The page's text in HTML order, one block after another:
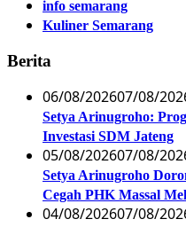
info semarang
Kuliner Semarang
Berita
06/08/202607/08/
Setya Arinugroho:
Investasi SDM Jateng
05/08/202607/08/
Setya Arinugroho
Cegah PHK Massal
04/08/202607/08/